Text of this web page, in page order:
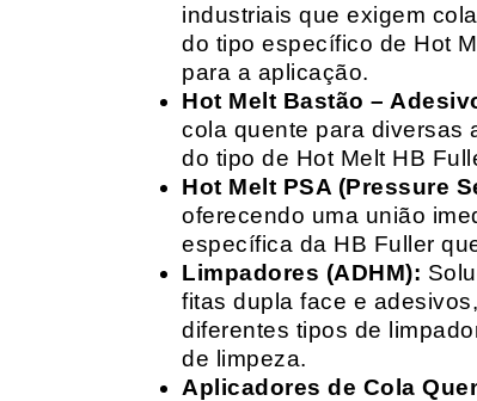
industriais que exigem
do tipo específico de Hot
para a aplicação.
Hot Melt Bastão –
cola quente para diversas
do tipo de Hot Melt HB
Hot Melt PSA (Pressure
oferecendo uma união
específica da HB Fuller
Limpadores (ADHM):
fitas dupla face e
diferentes tipos de
de limpeza.
Aplicadores de Cola